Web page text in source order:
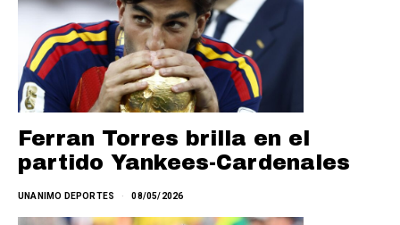
Ferran Torres brilla en el
partido Yankees-Cardenales
UNANIMO DEPORTES 08/05/2026